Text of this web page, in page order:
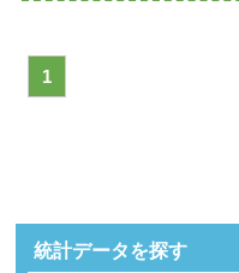
1
統計データを探す